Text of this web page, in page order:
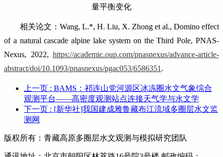
量平衡变化
相关论文：Wang, L.*, H. Liu, X. Zhong et al., Domino effect
of a natural cascade alpine lake system on the Third Pole, PNAS-
Nexus, 2022, https://academic.oup.com/pnasnexus/advance-article-
abstract/doi/10.1093/pnasnexus/pgac053/6586351 .
上一页 : BAMS：祁连山党河源区冰冻圈水文气象综合
观测平台——高密度观测站点连接天气学与水文学
下一页 : [新华社]我国建成雅鲁藏布江流域多圈层水文监
测网
版权所有：青藏高原多圈层水文观测与模拟研究团队